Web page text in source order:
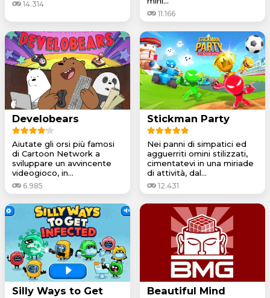
14.314
11.166
Develobears
Aiutate gli orsi più famosi
di Cartoon Network a
sviluppare un avvincente
videogioco, in...
6.985
Stickman Party
Nei panni di simpatici ed
agguerriti omini stilizzati,
cimentatevi in una miriade
di attività, dal...
12.431
Silly Ways to Get
Beautiful Mind